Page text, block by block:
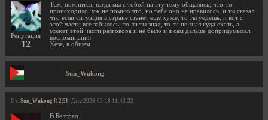
Репутация
12
Там, помнится, когда мы с тобой на эту тему общались, что-то
происходило, уж не помню что, но тебе оно не нравилось, и ты сказал,
что если ситуация в стране станет еще хуже, то ты уедешь, и вот с
этой части все забылось, то ли ты знал, то ли не знал куда ехать, а
может этой части разговора и не было и я сам дальше допридумывал
воспоминания
Хезе, в общем
Sun_Wukong
От: Sun_Wukong [12|5] | Дата 2026-05-18 11:43:32
В Белград